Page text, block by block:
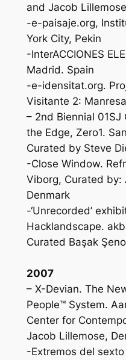
and Jacob
-e-paisaje.org,
York City, Pekin
-InterACCIONES
Madrid. Spain
-e-idensitat.org.
Visitante 2:
– 2nd Biennial
the Edge, Zero1.
Curated by Steve
-Close Window.
Viborg, Curated by:
Denmark
-‘Unrecorded’
Hacklandscape.
Curated Başak
2007
– X-Devian. The
People™ System.
Center for
Jacob Lillemose,
-Extremos del